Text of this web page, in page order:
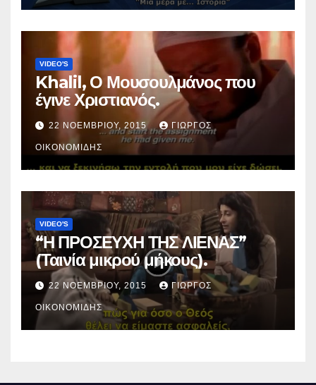
VIDEO'S
Khalil, Ο Μουσουλμάνος που
έγινε Χριστιανός.
22 ΝΟΕΜΒΡΊΟΥ, 2015 ΓΙΏΡΓΟΣ
ΟΙΚΟΝΟΜΊΔΗΣ
VIDEO'S
“Η ΠΡΟΣΕΥΧΗ ΤΗΣ ΛΙΕΝΑΣ”
(Ταινία μικρού μήκους).
22 ΝΟΕΜΒΡΊΟΥ, 2015 ΓΙΏΡΓΟΣ
ΟΙΚΟΝΟΜΊΔΗΣ